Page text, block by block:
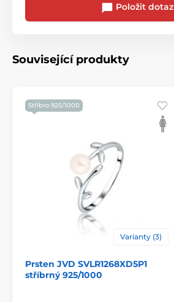
Položit dotaz
Související produkty
Stříbro 925/1000
Varianty (3)
Prsten JVD SVLR1268XD5P1
stříbrný 925/1000